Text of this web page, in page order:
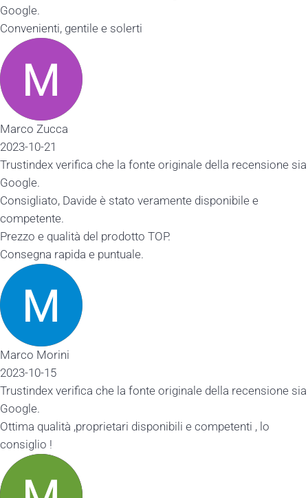
Google.
Convenienti, gentile e solerti
Marco Zucca
2023-10-21
Trustindex verifica che la fonte originale della recensione sia
Google.
Consigliato, Davide è stato veramente disponibile e
competente.
Prezzo e qualità del prodotto TOP.
Consegna rapida e puntuale.
Marco Morini
2023-10-15
Trustindex verifica che la fonte originale della recensione sia
Google.
Ottima qualità ,proprietari disponibili e competenti , lo
consiglio !